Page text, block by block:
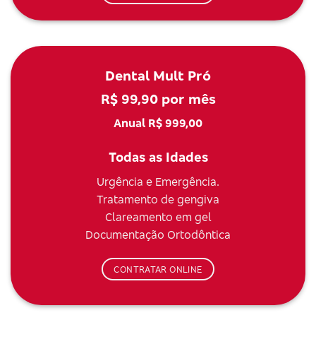
Dental Mult Pró
R$ 99,90 por mês
Anual R$ 999,00
Todas as Idades
Urgência e Emergência.
Tratamento de gengiva
Clareamento em gel
Documentação Ortodôntica
CONTRATAR ONLINE